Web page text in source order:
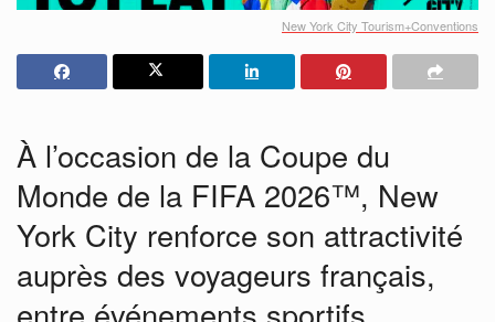
New York City Tourism+Conventions
À l’occasion de la Coupe du
Monde de la FIFA 2026™, New
York City renforce son attractivité
auprès des voyageurs français,